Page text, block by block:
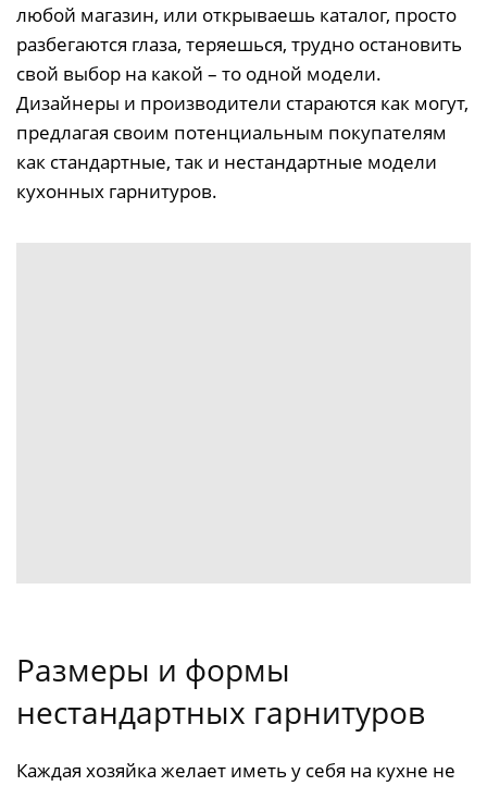
любой магазин, или открываешь каталог, просто
разбегаются глаза, теряешься, трудно остановить
свой выбор на какой – то одной модели.
Дизайнеры и производители стараются как могут,
предлагая своим потенциальным покупателям
как стандартные, так и нестандартные модели
кухонных гарнитуров.
Размеры и формы
нестандартных гарнитуров
Каждая хозяйка желает иметь у себя на кухне не